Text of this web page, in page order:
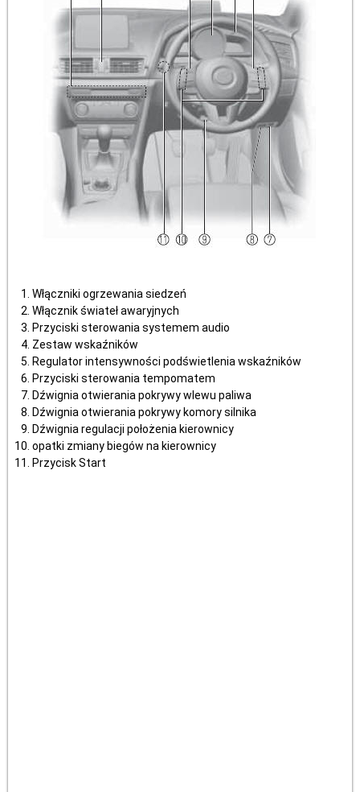
Włączniki ogrzewania siedzeń
Włącznik świateł awaryjnych
Przyciski sterowania systemem audio
Zestaw wskaźników
Regulator intensywności podświetlenia wskaźników
Przyciski sterowania tempomatem
Dźwignia otwierania pokrywy wlewu paliwa
Dźwignia otwierania pokrywy komory silnika
Dźwignia regulacji położenia kierownicy
opatki zmiany biegów na kierownicy
Przycisk Start